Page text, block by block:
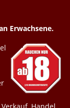
Erwachsene.